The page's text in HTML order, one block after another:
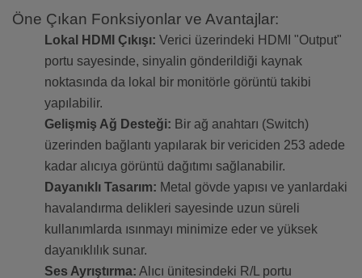
Öne Çıkan Fonksiyonlar ve Avantajlar:
Lokal HDMI Çıkışı: Verici üzerindeki HDMI "Output"
portu sayesinde, sinyalin gönderildiği kaynak
noktasında da lokal bir monitörle görüntü takibi
yapılabilir.
Gelişmiş Ağ Desteği: Bir ağ anahtarı (Switch)
üzerinden bağlantı yapılarak bir vericiden 253 adede
kadar alıcıya görüntü dağıtımı sağlanabilir.
Dayanıklı Tasarım: Metal gövde yapısı ve yanlardaki
havalandırma delikleri sayesinde uzun süreli
kullanımlarda ısınmayı minimize eder ve yüksek
dayanıklılık sunar.
Ses Ayrıştırma: Alıcı ünitesindeki R/L portu